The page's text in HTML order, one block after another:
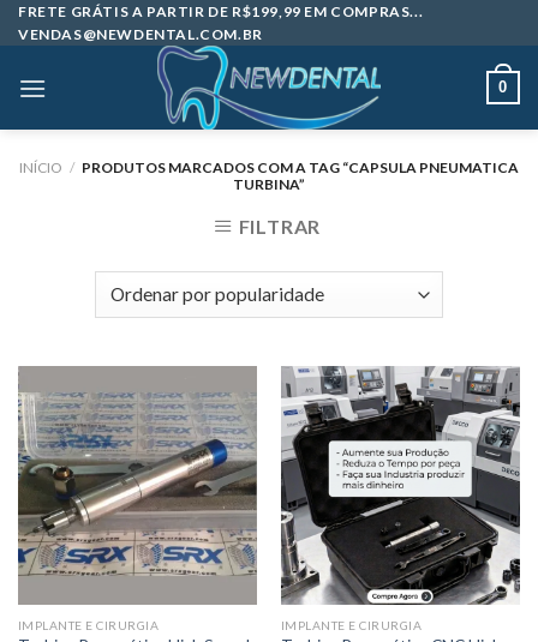
Skip
to
FRETE GRÁTIS A PARTIR DE R$199,99 EM COMPRAS...
VENDAS@NEWDENTAL.COM.BR
0
INÍCIO / PRODUTOS MARCADOS COM A TAG “CAPSULA PNEUMATICA
TURBINA”
FILTRAR
IMPLANTE E CIRURGIA IMPLANTE E CIRURGIA